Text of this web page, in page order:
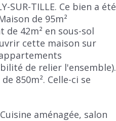
SUR-TILLE. Ce bien a été
de 95m²
42m² en sous-sol
cette maison sur
de relier l'ensemble).
850m². Celle-ci se
aménagée, salon